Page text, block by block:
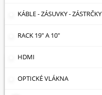
KÁBLE - ZÁSUVKY - ZÁSTRČKY
RACK 19" A 10"
HDMI
OPTICKÉ VLÁKNA
VLOŽIŤ DO KOŠÍKA
BEZDRÔTOVÝ DYMOVÝ
A TEPELNÝ DETEKTOR